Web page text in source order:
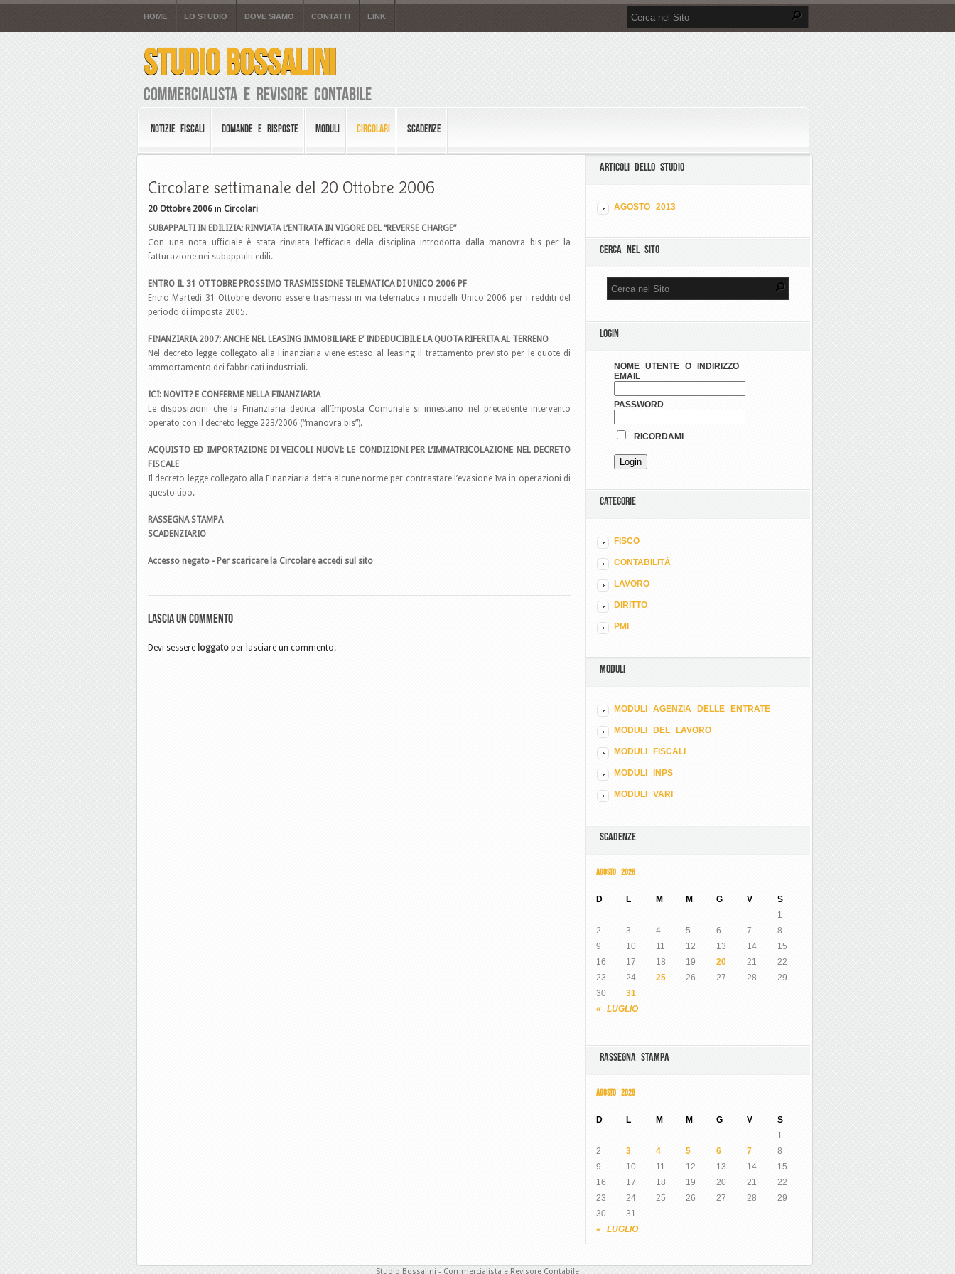
HOME LO STUDIO DOVE SIAMO CONTATTI LINK
STUDIO BOSSALINI
Commercialista e Revisore Contabile
NOTIZIE FISCALI DOMANDE E RISPOSTE MODULI CIRCOLARI SCADENZE
Circolare settimanale del 20 Ottobre 2006
20 Ottobre 2006 in Circolari
SUBAPPALTI IN EDILIZIA: RINVIATA L’ENTRATA IN VIGORE DEL “REVERSE CHARGE”
Con una nota ufficiale è stata rinviata l’efficacia della disciplina introdotta dalla manovra bis per la
fatturazione nei subappalti edili.
ENTRO IL 31 OTTOBRE PROSSIMO TRASMISSIONE TELEMATICA DI UNICO 2006 PF
Entro Martedì 31 Ottobre devono essere trasmessi in via telematica i modelli Unico 2006 per i redditi del
periodo di imposta 2005.
FINANZIARIA 2007: ANCHE NEL LEASING IMMOBILIARE E’ INDEDUCIBILE LA QUOTA RIFERITA AL TERRENO
Nel decreto legge collegato alla Finanziaria viene esteso al leasing il trattamento previsto per le quote di
ammortamento dei fabbricati industriali.
ICI: NOVIT? E CONFERME NELLA FINANZIARIA
Le disposizioni che la Finanziaria dedica all’Imposta Comunale si innestano nel precedente intervento
operato con il decreto legge 223/2006 (“manovra bis”).
ACQUISTO ED IMPORTAZIONE DI VEICOLI NUOVI: LE CONDIZIONI PER L’IMMATRICOLAZIONE NEL DECRETO
FISCALE
Il decreto legge collegato alla Finanziaria detta alcune norme per contrastare l’evasione Iva in operazioni di
questo tipo.
RASSEGNA STAMPA
SCADENZIARIO
Accesso negato - Per scaricare la Circolare accedi sul sito
Lascia un commento
Devi sessere loggato per lasciare un commento.
ARTICOLI DELLO STUDIO
AGOSTO 2013
CERCA NEL SITO
LOGIN
NOME UTENTE O INDIRIZZO
EMAIL
PASSWORD
RICORDAMI
CATEGORIE
FISCO
CONTABILITÀ
LAVORO
DIRITTO
PMI
MODULI
MODULI AGENZIA DELLE ENTRATE
MODULI DEL LAVORO
MODULI FISCALI
MODULI INPS
MODULI VARI
SCADENZE
AGOSTO 2026
D L M M G V S
« LUGLIO
1
2
3 4 5 6 7
8
9
10 11 12 13 14
15
16
17 18 19 20 21
22
23
24 25 26 27 28
29
30
31
RASSEGNA STAMPA
AGOSTO 2026
D L M M G V S
« LUGLIO
1
2
3 4 5 6 7
8
9
10 11 12 13 14
15
16
17 18 19 20 21
22
23
24 25 26 27 28
29
30
31
Studio Bossalini - Commercialista e Revisore Contabile